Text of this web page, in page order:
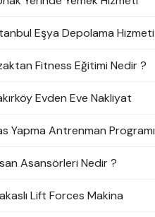
Eşya Depolama Hizmeti
Fitness Eğitimi Nedir ?
Evden Eve Nakliyat
Yapma Antrenman Programı
Asansörleri Nedir ?
Lift Forces Makina